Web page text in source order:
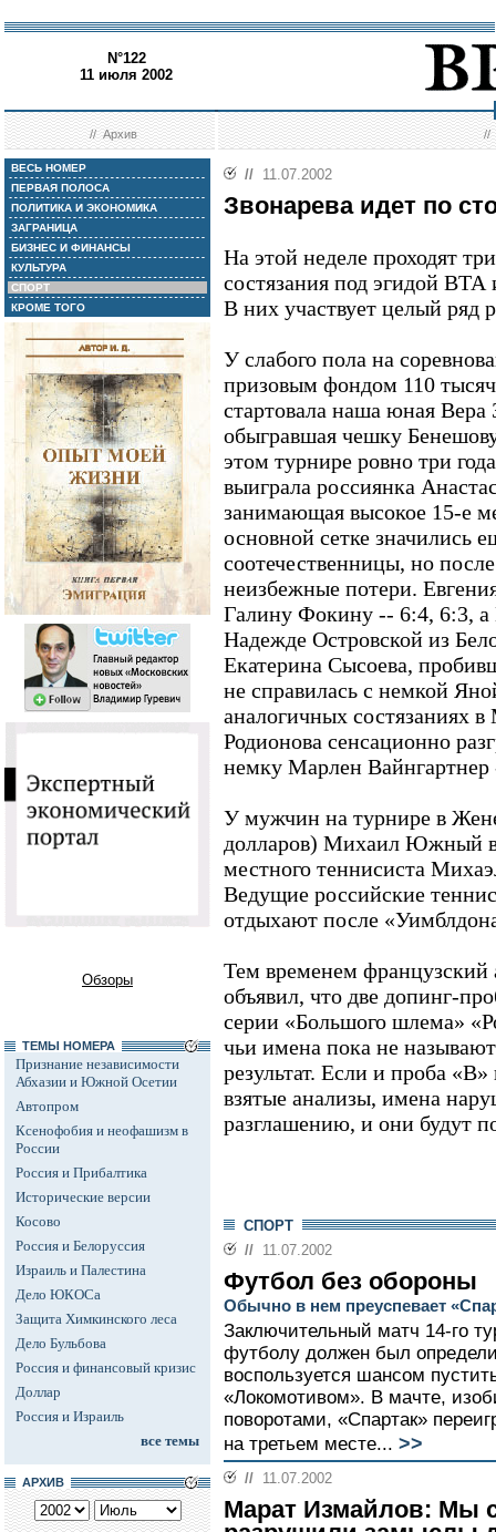
N°122
11 июля 2002
//Архив //
ВЕСЬ НОМЕР
ПЕРВАЯ ПОЛОСА
ПОЛИТИКА И ЭКОНОМИКА
ЗАГРАНИЦА
БИЗНЕС И ФИНАНСЫ
КУЛЬТУРА
СПОРТ
КРОМЕ ТОГО
Обзоры
ТЕМЫ НОМЕРА
Признание независимости
Абхазии и Южной Осетии
Автопром
Ксенофобия и неофашизм в
России
Россия и Прибалтика
Исторические версии
Косово
Россия и Белоруссия
Израиль и Палестина
Дело ЮКОСа
Защита Химкинского леса
Дело Бульбова
Россия и финансовый кризис
Доллар
Россия и Израиль
все темы
АРХИВ
// 11.07.2002
Звонарева идет по
На этой неделе проходят
состязания под эгидой
В них участвует целый ряд
У слабого пола на
призовым фондом 110
стартовала наша юная Вера
обыгравшая чешку
этом турнире ровно три
выиграла россиянка
занимающая высокое 15-е
основной сетке значились
соотечественницы, но
неизбежные потери.
Галину Фокину -- 6:4, 6:3, а
Надежде Островской из
Екатерина Сысоева,
не справилась с немкой
аналогичных состязаниях
Родионова сенсационно
немку Марлен Вайнгартнер
У мужчин на турнире в
долларов) Михаил Южный в
местного теннисиста
Ведущие российские
отдыхают после
Тем временем французский
объявил, что две допинг-
серии «Большого шлема»
чьи имена пока не
результат. Если и проба
взятые анализы, имена
разглашению, и они будут
СПОРТ
// 11.07.2002
Футбол без обороны
Обычно в нем преуспевает
Заключительный матч 14-го
футболу должен был
воспользуется шансом
«Локомотивом». В мачте,
поворотами, «Спартак»
на третьем месте... >>
// 11.07.2002
Марат Измайлов: Мы